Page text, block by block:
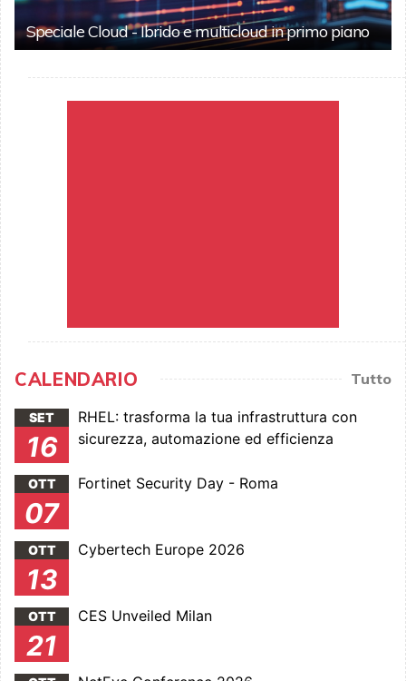
Speciale Cloud - Ibrido e multicloud in primo piano
CALENDARIO Tutto
SET
16
RHEL: trasforma la tua infrastruttura con
sicurezza, automazione ed efficienza
OTT
07
Fortinet Security Day - Roma
OTT
13
Cybertech Europe 2026
OTT
21
CES Unveiled Milan